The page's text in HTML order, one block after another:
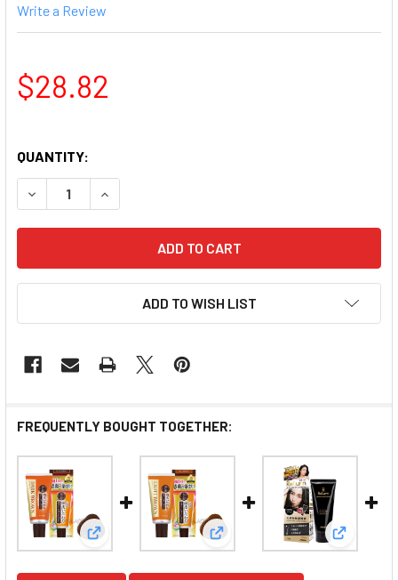
Write a Review
$28.82
QUANTITY:
DECREASE QUANTITY OF 50 MEGUMI NATURAL HAIR
INCREASE QUANTITY OF 50 MEGUMI
ADD TO WISH LIST
FREQUENTLY BOUGHT TOGETHER:
View: 50 MEGUMI Natural Hair Colorants Dark
View: 50 MEGUMI Natural
View: